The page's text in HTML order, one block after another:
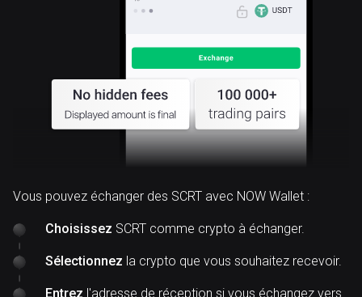
Vous pouvez échanger des SCRT avec NOW Wallet :
Choisissez SCRT comme crypto à échanger.
Sélectionnez la crypto que vous souhaitez recevoir.
Entrez l'adresse de réception si vous échangez vers